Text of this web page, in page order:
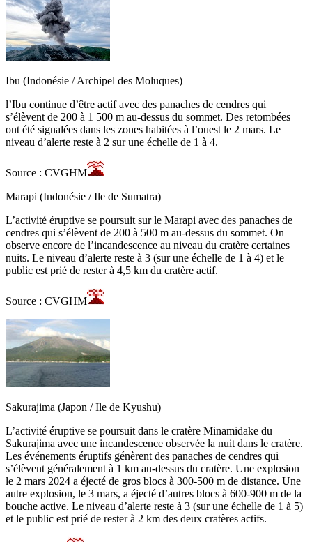
Ibu (Indonésie / Archipel des Moluques)
l’Ibu continue d’être actif avec des panaches de cendres qui
s’élèvent de 200 à 1 500 m au-dessus du sommet. Des retombées
ont été signalées dans les zones habitées à l’ouest le 2 mars. Le
niveau d’alerte reste à 2 sur une échelle de 1 à 4.
Source : CVGHM
Marapi (Indonésie / Ile de Sumatra)
L’activité éruptive se poursuit sur le Marapi avec des panaches de
cendres qui s’élèvent de 200 à 500 m au-dessus du sommet. On
observe encore de l’incandescence au niveau du cratère certaines
nuits. Le niveau d’alerte reste à 3 (sur une échelle de 1 à 4) et le
public est prié de rester à 4,5 km du cratère actif.
Source : CVGHM
Sakurajima (Japon / Ile de Kyushu)
L’activité éruptive se poursuit dans le cratère Minamidake du
Sakurajima avec une incandescence observée la nuit dans le cratère.
Les événements éruptifs génèrent des panaches de cendres qui
s’élèvent généralement à 1 km au-dessus du cratère. Une explosion
le 2 mars 2024 a éjecté de gros blocs à 300-500 m de distance. Une
autre explosion, le 3 mars, a éjecté d’autres blocs à 600-900 m de la
bouche active. Le niveau d’alerte reste à 3 (sur une échelle de 1 à 5)
et le public est prié de rester à 2 km des deux cratères actifs.